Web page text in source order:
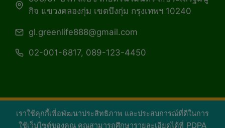
เราใช้คุกกี้เพื่อพัฒนาประสิทธิภาพ และประสบการณ์ที่ดีในการ
ใช้เว็บไซต์ของคุณ คุณสามารถศึกษารายละเอียดได้ที่ PDPA
กิจ แขวงคลองกุ่ม เขตบึงกุ่ม กรุงเทพฯ 10240
gl.greenlife888@gmail.com
02-001-6817, 089-123-4450
Copyright 2026 — Green Life Plus mag | กรีน